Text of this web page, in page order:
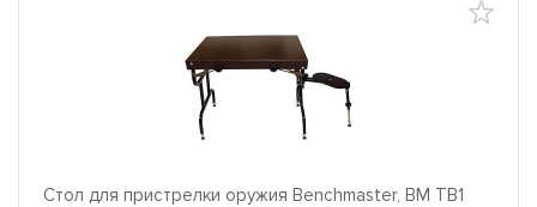
Стол для пристрелки оружия Benchmaster, BM TB1